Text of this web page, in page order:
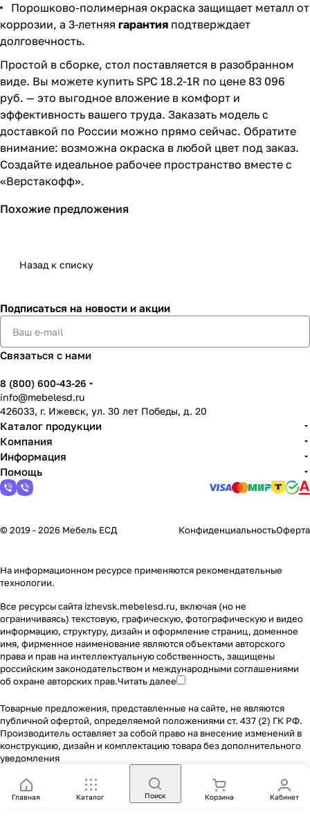
Порошково-полимерная окраска защищает металл от
коррозии, а 3-летняя гарантия подтверждает
долговечность.
Простой в сборке, стол поставляется в разобранном
виде. Вы можете купить SPC 18.2-1R по цене 83 096
руб. — это выгодное вложение в комфорт и
эффективность вашего труда. Заказать модель с
доставкой по России можно прямо сейчас. Обратите
внимание: возможна окраска в любой цвет под заказ.
Создайте идеальное рабочее пространство вместе с
«Верстакофф».
Похожие предложения
Назад к списку
Подписаться на новости и акции
Связаться с нами
8 (800) 600-43-26
info@mebelesd.ru
426033, г. Ижевск, ул. 30 лет Победы, д. 20
Каталог продукции
Компания
Информация
Помощь
© 2019 - 2026 Мебель ЕСД КонфиденциальностьОферта
На информационном ресурсе применяются рекомендательные
технологии.
Все ресурсы сайта izhevsk.mebelesd.ru, включая (но не
ограничиваясь) текстовую, графическую, фотографическую и видео
информацию, структуру, дизайн и оформление страниц, доменное
имя, фирменное наименование являются объектами авторского
права и прав на интеллектуальную собственность, защищены
российским законодательством и международными соглашениями
об охране авторских прав.Читать далее
Товарные предложения, представленные на сайте, не являются
публичной офертой, определяемой положениями ст. 437 (2) ГК РФ.
Производитель оставляет за собой право на внесение изменений в
конструкцию, дизайн и комплектацию товара без дополнительного
уведомления
Главная Каталог Поиск Корзина Кабинет